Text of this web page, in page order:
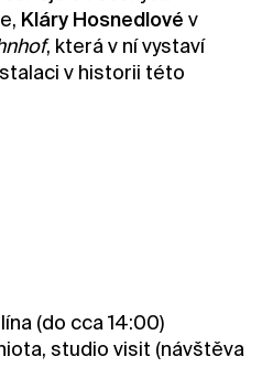
Kláry Hosnedlové v
, která v ní vystaví
v historii této
(do cca 14:00)
studio visit (návštěva